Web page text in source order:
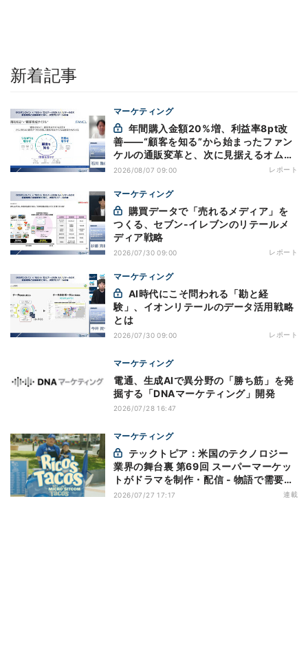
新着記事
マーケティング
善——“顧客を知る”から始まったファン
ケルの通販変革と、次に見据えるオムニ
チャネル
2026/08/07 09:00 レポート
マーケティング
つくる、セブン-イレブンのリテールメ
ディア戦略
2026/07/30 09:00 レポート
マーケティング
験」、イオンリテールのデータ活用戦略
とは
2026/07/30 09:00 レポート
マーケティング
電通、生成AIで異分野の「勝ち筋」を発
掘する「DNAマーケティング」開発
2026/07/28 16:47
マーケティング
業界の舞台裏 第69回 スーパーマーケッ
トがドラマを制作・配信 - 物語で需要を
演出する小売メディア
2026/07/27 17:17 連載